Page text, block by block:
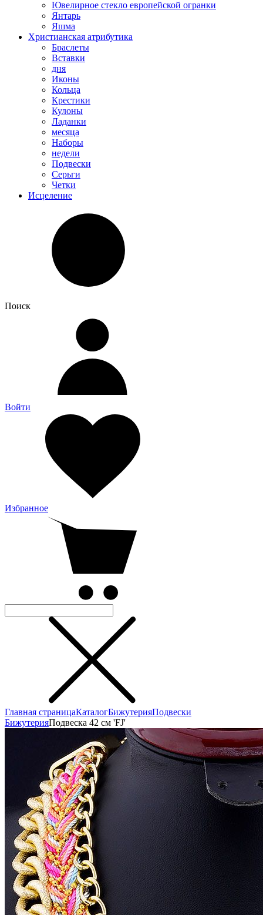
Ювелирное стекло европейской огранки
Янтарь
Яшма
Христианская атрибутика
Браслеты
Вставки
дня
Иконы
Кольца
Крестики
Кулоны
Ладанки
месяца
Наборы
недели
Подвески
Серьги
Четки
Исцеление
Поиск
Войти
Избранное
Главная страницаКаталогБижутерияПодвески
БижутерияПодвеска 42 см 'FJ'